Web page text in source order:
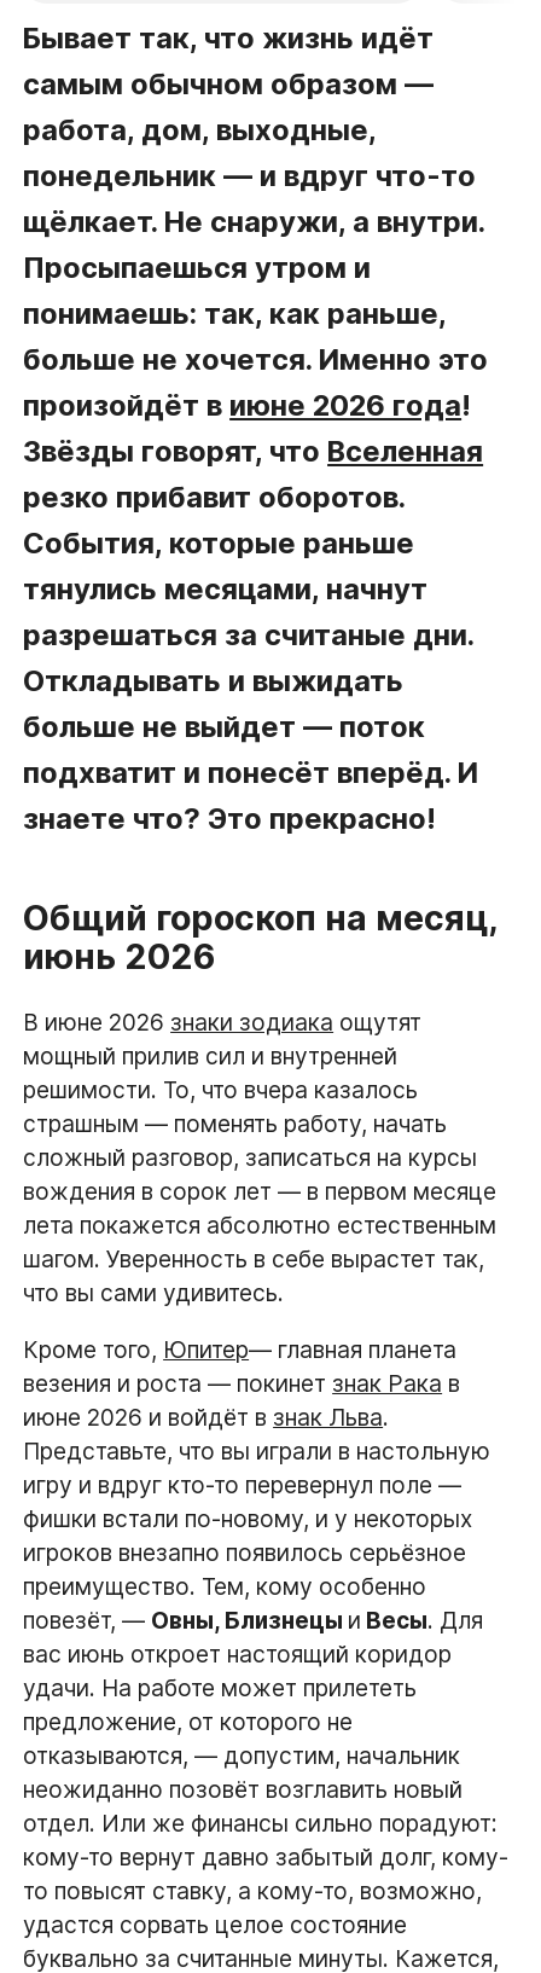
Бывает так, что жизнь идёт
самым обычном образом —
работа, дом, выходные,
понедельник — и вдруг что-то
щёлкает. Не снаружи, а внутри.
Просыпаешься утром и
понимаешь: так, как раньше,
больше не хочется. Именно это
произойдёт в июне 2026 года!
Звёзды говорят, что Вселенная
резко прибавит оборотов.
События, которые раньше
тянулись месяцами, начнут
разрешаться за считаные дни.
Откладывать и выжидать
больше не выйдет — поток
подхватит и понесёт вперёд. И
знаете что? Это прекрасно!
Общий гороскоп на месяц,
июнь 2026
В июне 2026 знаки зодиака ощутят
мощный прилив сил и внутренней
решимости. То, что вчера казалось
страшным — поменять работу, начать
сложный разговор, записаться на курсы
вождения в сорок лет — в первом месяце
лета покажется абсолютно естественным
шагом. Уверенность в себе вырастет так,
что вы сами удивитесь.
Кроме того, Юпитер— главная планета
везения и роста — покинет знак Рака в
июне 2026 и войдёт в знак Льва.
Представьте, что вы играли в настольную
игру и вдруг кто-то перевернул поле —
фишки встали по-новому, и у некоторых
игроков внезапно появилось серьёзное
преимущество. Тем, кому особенно
повезёт, — Овны, Близнецы и Весы. Для
вас июнь откроет настоящий коридор
удачи. На работе может прилететь
предложение, от которого не
отказываются, — допустим, начальник
неожиданно позовёт возглавить новый
отдел. Или же финансы сильно порадуют:
кому-то вернут давно забытый долг, кому-
то повысят ставку, а кому-то, возможно,
удастся сорвать целое состояние
буквально за считанные минуты. Кажется,